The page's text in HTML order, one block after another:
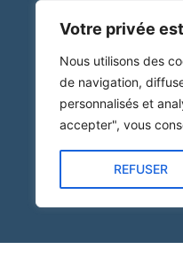
Votre privée
Nous utilisons des
de navigation,
personnalisés et
accepter", vous
REFUSER